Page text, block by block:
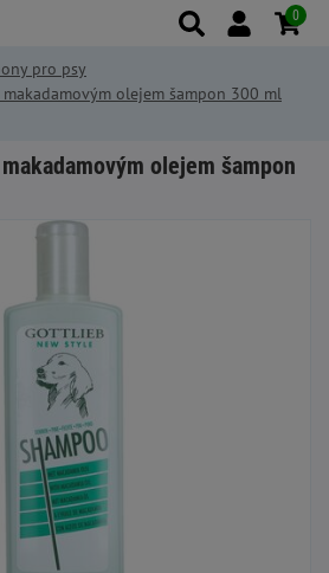
pro psy
olejem šampon 300 ml
olejem šampon
0